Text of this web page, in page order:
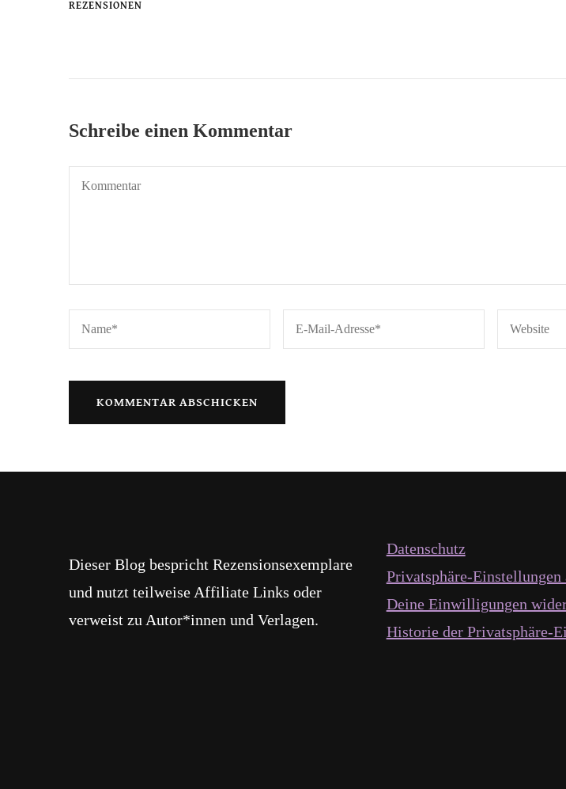
REZENSIONEN
Schreibe einen Kommentar
Dieser Blog bespricht Rezensionsexemplare
und nutzt teilweise Affiliate Links oder
verweist zu Autor*innen und Verlagen.
Datenschutz
Privatsphäre-Einstellungen
Deine Einwilligungen
Historie der Privatsphäre-